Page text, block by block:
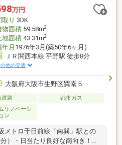
が可能です。ご連絡お待ちして
万円
取り 3DK
物面積59.58m2
地面積43.31m2
年月1976年3月(築50年6ヶ月)
ＪＲ関西本線 平野駅 徒歩8分
の他の交通
大阪府大阪市生野区巽南５
道路 都市ガス
リノベーシ
ョン
メトロ千日前線「南巽」駅との
）・日当たり良好な南向き！・